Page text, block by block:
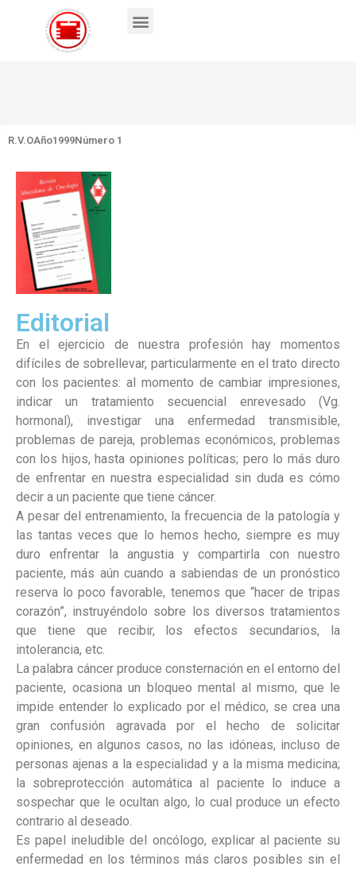
R.V.OAño1999Número 1
Editorial
En el ejercicio de nuestra profesión hay momentos
difíciles de sobrellevar, particularmente en el trato directo
con los pacientes: al momento de cambiar impresiones,
indicar un tratamiento secuencial enrevesado (Vg.
hormonal), investigar una enfermedad transmisible,
problemas de pareja, problemas económicos, problemas
con los hijos, hasta opiniones políticas; pero lo más duro
de enfrentar en nuestra especialidad sin duda es cómo
decir a un paciente que tiene cáncer.
A pesar del entrenamiento, la frecuencia de la patología y
las tantas veces que lo hemos hecho, siempre es muy
duro enfrentar la angustia y compartirla con nuestro
paciente, más aún cuando a sabiendas de un pronóstico
reserva lo poco favorable, tenemos que “hacer de tripas
corazón”, instruyéndolo sobre los diversos tratamientos
que tiene que recibir, los efectos secundarios, la
intolerancia, etc.
La palabra cáncer produce consternación en el entorno del
paciente, ocasiona un bloqueo mental al mismo, que le
impide entender lo explicado por el médico, se crea una
gran confusión agravada por el hecho de solicitar
opiniones, en algunos casos, no las idóneas, incluso de
personas ajenas a la especialidad y a la misma medicina;
la sobreprotección automática al paciente lo induce a
sospechar que le ocultan algo, lo cual produce un efecto
contrario al deseado.
Es papel ineludible del oncólogo, explicar al paciente su
enfermedad en los términos más claros posibles sin el